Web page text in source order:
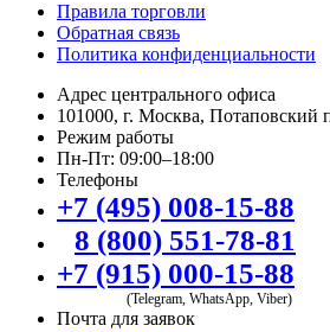
Правила торговли
Обратная связь
Политика конфиденциальности
Адрес центрального офиса
101000, г. Москва, Потаповский
Режим работы
Пн-Пт: 09:00–18:00
Телефоны
+7 (495) 008-15-88
8 (800) 551-78-81
+7 (915) 000-15-88
(Telegram, WhatsApp, Viber)
Почта для заявок